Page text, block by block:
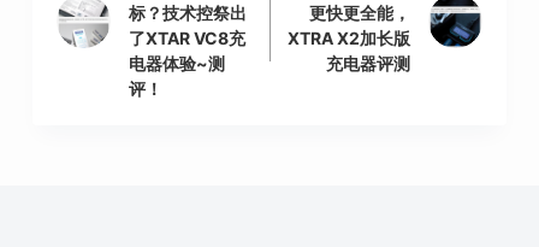
标？技术控祭出
了XTAR VC8充
电器体验~测
评！
更快更全能，
XTRA X2加长版
充电器评测